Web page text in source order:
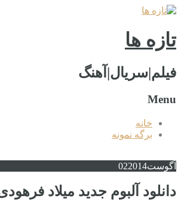
تازه ها
فیلم|سریال|آهنگ
Menu
خانه
برگه نمونه
آگوست 022014
دانلود آلبوم جدید میلاد